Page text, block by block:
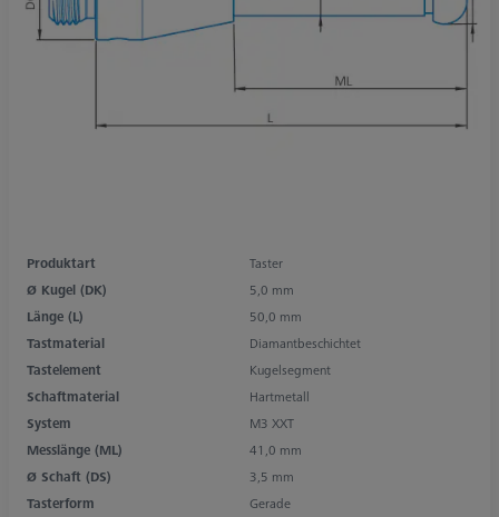
Produktart
Taster
Ø Kugel (DK)
5,0 mm
Länge (L)
50,0 mm
Tastmaterial
Diamantbeschichtet
Tastelement
Kugelsegment
Schaftmaterial
Hartmetall
System
M3 XXT
Messlänge (ML)
41,0 mm
Ø Schaft (DS)
3,5 mm
Tasterform
Gerade